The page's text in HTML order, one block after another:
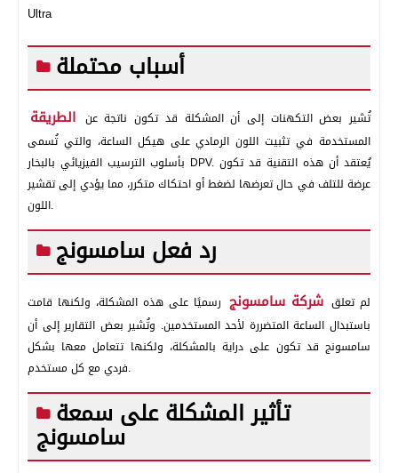
Ultra
أسباب محتملة
تُشير بعض التكهنات إلى أن المشكلة قد تكون ناتجة عن الطريقة
المستخدمة في تثبيت اللون الرمادي على هيكل الساعة، والتي تُسمى
بأسلوب الترسيب الفيزيائي بالبخار DPV. يُعتقد أن هذه التقنية قد تكون
عرضة للتلف في حال تعرضها لضغط أو احتكاك متكرر، مما يؤدي إلى تقشير
اللون.
رد فعل سامسونج
لم تعلق شركة سامسونج رسميًا على هذه المشكلة، ولكنها قامت
باستبدال الساعة المتضررة لأحد المستخدمين. وتُشير بعض التقارير إلى أن
سامسونج قد تكون على دراية بالمشكلة، ولكنها تتعامل معها بشكل
فردي مع كل مستخدم.
تأثير المشكلة على سمعة
سامسونج